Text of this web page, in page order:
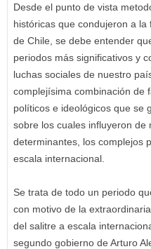
Desde el punto de vista
históricas que condujeron a
de Chile, se debe entender
periodos más significativos y
luchas sociales de nuestro
complejísima combinación de
políticos e ideológicos que se
sobre los cuales influyeron de
determinantes, los complejos
escala internacional.
Se trata de todo un periodo
con motivo de la
del salitre a escala
segundo gobierno de Arturo